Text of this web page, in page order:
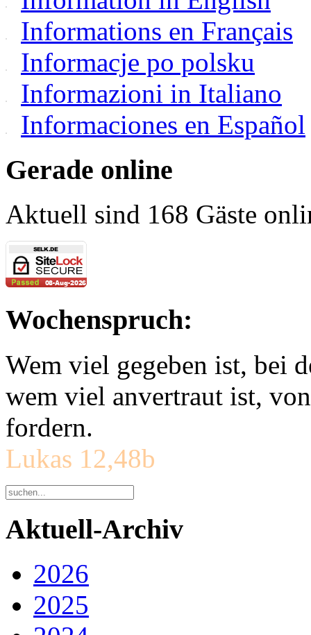
Informations en Français
Informacje po polsku
Informazioni in Italiano
Informaciones en Español
Gerade online
Aktuell sind 168 Gäste
Wochenspruch:
Wem viel gegeben ist, bei
wem viel anvertraut ist,
fordern.
Lukas 12,48b
Aktuell-Archiv
2026
2025